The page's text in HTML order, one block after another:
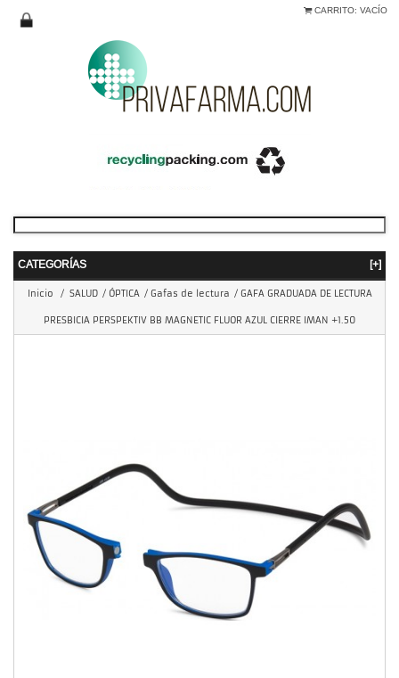
CARRITO: VACÍO
CATEGORÍAS [+]
Inicio / SALUD / ÓPTICA / Gafas de lectura / GAFA GRADUADA DE LECTURA
PRESBICIA PERSPEKTIV BB MAGNETIC FLUOR AZUL CIERRE IMAN +1.50